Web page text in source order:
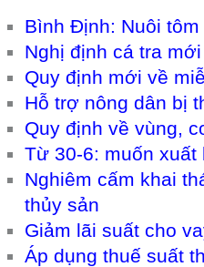
Bình Định: Nuôi
Nghị định cá tra
Quy định mới về
Hỗ trợ nông dân bị
Quy định về vùng,
Từ 30-6: muốn xuất
Nghiêm cấm khai
thủy sản
Giảm lãi suất cho
Áp dụng thuế suất